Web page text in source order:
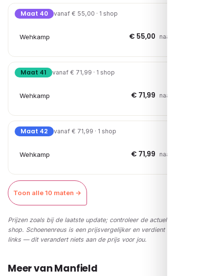
Maat 40 vanaf € 55,00 · 1 shop
Wehkamp € 55,00 naar shop →
Maat 41 vanaf € 71,99 · 1 shop
Wehkamp € 71,99 naar shop →
Maat 42 vanaf € 71,99 · 1 shop
Wehkamp € 71,99 naar shop →
Toon alle 10 maten →
Prijzen zoals bij de laatste update; controleer de actuele prijs in de
shop. Schoenenreus is een prijsvergelijker en verdient via affiliate-
links — dit verandert niets aan de prijs voor jou.
Meer van Manfield